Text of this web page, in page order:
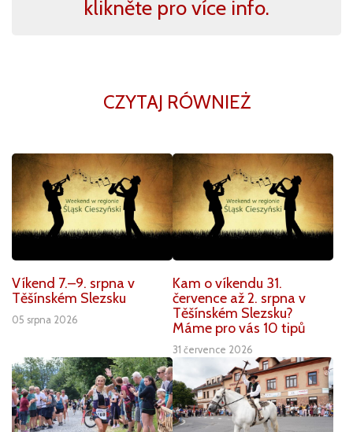
klikněte pro více info.
CZYTAJ RÓWNIEŻ
Víkend 7.–9. srpna v
Těšínském Slezsku
05 srpna 2026
Kam o víkendu 31.
července až 2. srpna v
Těšínském Slezsku?
Máme pro vás 10 tipů
31 července 2026